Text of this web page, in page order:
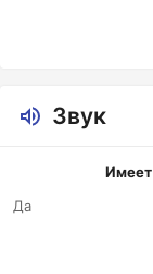
Звук
Да